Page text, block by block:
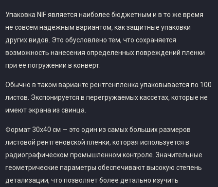
Упаковка NIF является наиболее бюджетным и в то же время
не совсем надежным вариантом, как защитные упаковки
других видов. Это обусловлено тем, что сохраняется
возможность нанесения определенных повреждений пленки
при ее погружении в конверт.
Обычно в таком варианте рентгенпленка упаковывается по 100
листов. Экспонируется в перегружаемых кассетах, которые не
имеют экрана из свинца.
Формат 30х40 см — это один из самых больших размеров
листовой рентгеновской пленки, которая используется в
радиографическом промышленном контроле. Значительные
геометрические параметры обеспечивают высокую степень
детализации, что позволяет более детально изучить